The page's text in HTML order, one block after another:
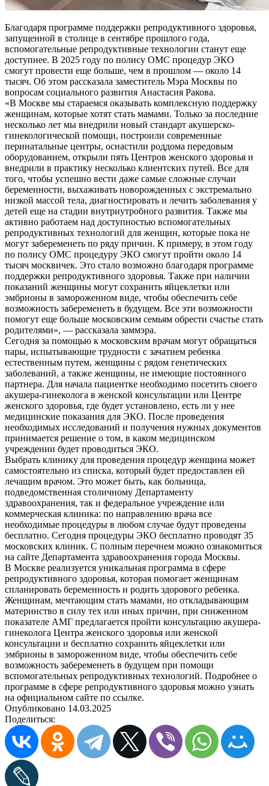
Благодаря программе поддержки репродуктивного здоровья,
запущенной в столице в сентябре прошлого года,
вспомогательные репродуктивные технологии станут еще
доступнее. В 2025 году по полису ОМС процедур ЭКО
смогут провести еще больше, чем в прошлом — около 14
тысяч. Об этом рассказала заместитель Мэра Москвы по
вопросам социального развития Анастасия Ракова.
«В Москве мы стараемся оказывать комплексную поддержку
женщинам, которые хотят стать мамами. Только за последние
несколько лет мы внедрили новый стандарт акушерско-
гинекологической помощи, построили современные
перинатальные центры, оснастили роддома передовым
оборудованием, открыли пять Центров женского здоровья и
внедрили в практику несколько клиентских путей. Все для
того, чтобы успешно вести даже самые сложные случаи
беременности, выхаживать новорожденных с экстремально
низкой массой тела, диагностировать и лечить заболевания у
детей еще на стадии внутриутробного развития. Также мы
активно работаем над доступностью вспомогательных
репродуктивных технологий для женщин, которые пока не
могут забеременеть по ряду причин. К примеру, в этом году
по полису ОМС процедуру ЭКО смогут пройти около 14
тысяч москвичек. Это стало возможно благодаря программе
поддержки репродуктивного здоровья. Также при наличии
показаний женщины могут сохранить яйцеклетки или
эмбрионы в замороженном виде, чтобы обеспечить себе
возможность забеременеть в будущем. Все эти возможности
помогут еще больше московским семьям обрести счастье стать
родителями», — рассказала заммэра.
Сегодня за помощью к московским врачам могут обращаться
пары, испытывающие трудности с зачатием ребенка
естественным путем, женщины с рядом генетических
заболеваний, а также женщины, не имеющие постоянного
партнера. Для начала пациентке необходимо посетить своего
акушера-гинеколога в женской консультации или Центре
женского здоровья, где будет установлено, есть ли у нее
медицинские показания для ЭКО. После проведения
необходимых исследований и получения нужных документов
принимается решение о том, в каком медицинском
учреждении будет проводиться ЭКО.
Выбрать клинику для проведения процедур женщина может
самостоятельно из списка, который будет предоставлен ей
лечащим врачом. Это может быть, как больница,
подведомственная столичному Департаменту
здравоохранения, так и федеральное учреждение или
коммерческая клиника: по направлению врача все
необходимые процедуры в любом случае будут проведены
бесплатно. Сегодня процедуры ЭКО бесплатно проводят 35
московских клиник. С полным перечнем можно ознакомиться
на сайте Департамента здравоохранения города Москвы.
В Москве реализуется уникальная программа в сфере
репродуктивного здоровья, которая помогает женщинам
спланировать беременность и родить здорового ребенка.
Женщинам, мечтающим стать мамами, но откладывающим
материнство в силу тех или иных причин, при сниженном
показателе АМГ предлагается пройти консультацию акушера-
гинеколога Центра женского здоровья или женской
консультации и бесплатно сохранить яйцеклетки или
эмбрионы в замороженном виде, чтобы обеспечить себе
возможность забеременеть в будущем при помощи
вспомогательных репродуктивных технологий. Подробнее о
программе в сфере репродуктивного здоровья можно узнать
на официальном сайте по ссылке.
Опубликовано 14.03.2025
Поделиться: